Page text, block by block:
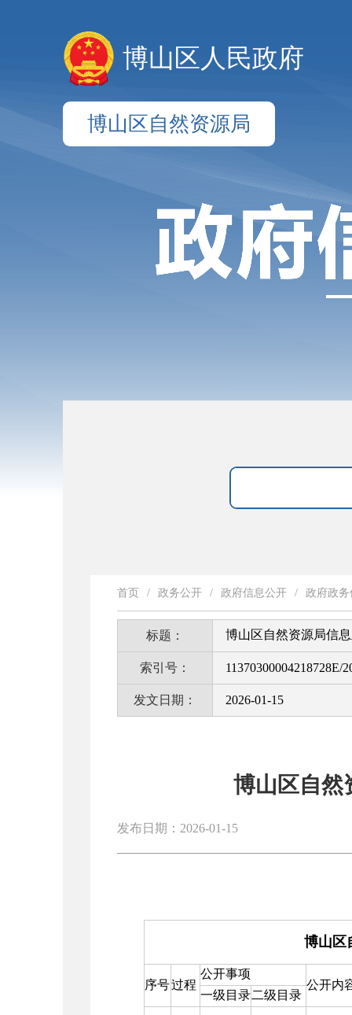
博山区人民政府
博山区自然资源局
首页 / 政务公开 / 政府信息公开 / 政府政
标题： 博山区自然资源局信
索引号： 11370300004218728E/
发文日期： 2026-01-15
博山区自然
发布日期：2026-01-15
博山区
序号过程
公开事项
公开内
一级目录二级目录